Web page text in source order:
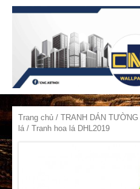
Trang chủ / TRANH DÁN TƯỜNG
lá / Tranh hoa lá DHL2019